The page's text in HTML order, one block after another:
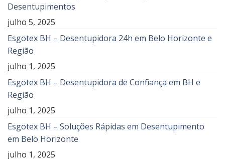
Desentupimentos
julho 5, 2025
Esgotex BH – Desentupidora 24h em Belo Horizonte e
Região
julho 1, 2025
Esgotex BH – Desentupidora de Confiança em BH e
Região
julho 1, 2025
Esgotex BH – Soluções Rápidas em Desentupimento
em Belo Horizonte
julho 1, 2025